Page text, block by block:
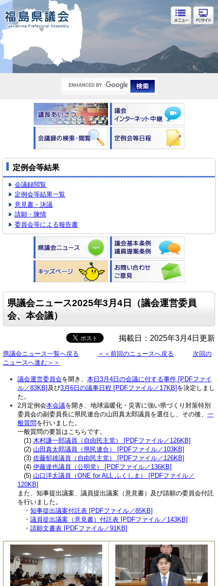
福島県議会
定例会等結果
会議録閲覧
定例会等結果一覧
意見書・決議
請願・陳情
委員会等による報告書
県議会ニュース2025年3月4日（議会運営委員
会、本会議）
掲載日：2025年3月4日更新
県議会ニュース一覧へ戻る ＜＜前回のニュースへ戻る
次回の
ニュースへ進む＞＞
議会運営委員会を開き、 本日3月4日の会議に付する事件 [PDFファイ
ル／83KB]及び3月6日の議事日程 [PDFファイル／17KB]を決定しまし
た。
2月定例会本会議を開き、地球温暖化・災害に強い県づくり対策特別
委員会の副委員長に県民連合の山田真太郎議員を選任し、その後、 一
般質問を行いました。
一般質問の要旨はこちらです。
(1) 木村謙一郎議員（自由民主党） [PDFファイル／126KB]
(2) 山田真太郎議員（県民連合） [PDFファイル／103KB]
(3) 佐藤郁雄議員（自由民主党） [PDFファイル／126KB]
(4) 伊藤達也議員（公明党） [PDFファイル／136KB]
(5) 山口洋太議員（ONE for ALL ふくしま） [PDFファイル／
120KB]
また、知事提出議案、議員提出議案（意見書）及び請願の委員会付託
を行いました。
・ 知事提出議案付託表 [PDFファイル／85KB]
・ 議員提出議案（意見書）付託表 [PDFファイル／143KB]
・ 請願文書表 [PDFファイル／91KB]